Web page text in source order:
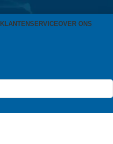
KLANTENSERVICEOVER ONS